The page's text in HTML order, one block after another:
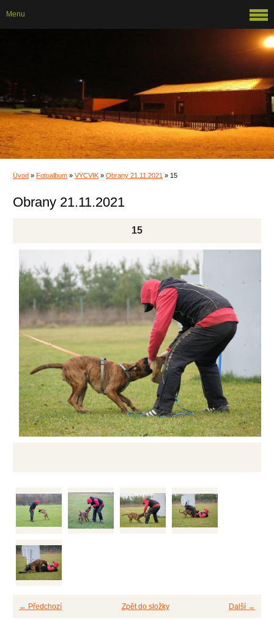
Úvod » Fotoalbum » VÝCVIK » Obrany 21.11.2021 » 15
Obrany 21.11.2021
15
← Předchozí Další →
Zpět do složky
Menu